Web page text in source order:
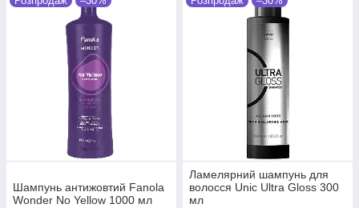
Шампунь антижовтий Fanola
Wonder No Yellow 1000 мл
Ламелярний шампунь для
волосся Unic Ultra Gloss 300
мл